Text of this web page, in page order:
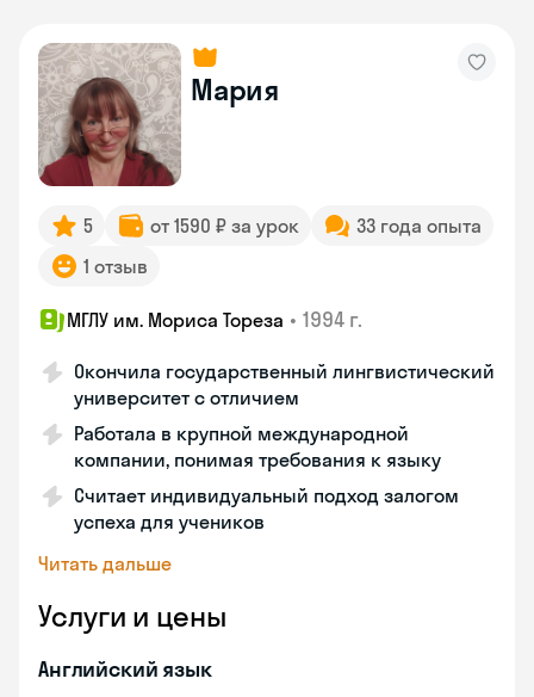
Мария
5 от 1590 ₽ за урок
33 года опыта
1 отзыв
МГЛУ им. Мориса Тореза • 1994 г.
Окончила государственный лингвистический
университет с отличием
Работала в крупной международной
компании, понимая требования к языку
Считает индивидуальный подход залогом
успеха для учеников
Читать дальше
Услуги и цены
Английский язык